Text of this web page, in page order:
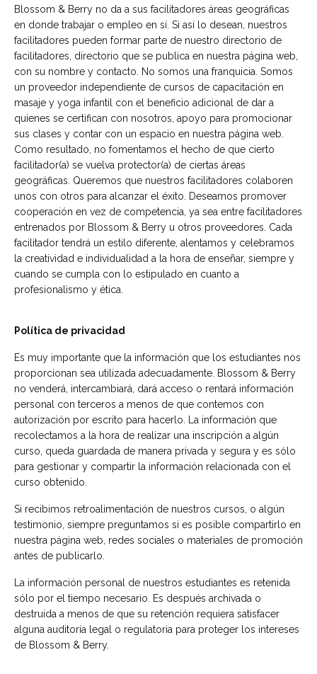
Blossom & Berry no da a sus facilitadores áreas geográficas
en donde trabajar o empleo en sí. Si así lo desean, nuestros
facilitadores pueden formar parte de nuestro directorio de
facilitadores, directorio que se publica en nuestra página web,
con su nombre y contacto. No somos una franquicia. Somos
un proveedor independiente de cursos de capacitación en
masaje y yoga infantil con el beneficio adicional de dar a
quienes se certifican con nosotros, apoyo para promocionar
sus clases y contar con un espacio en nuestra página web.
Como resultado, no fomentamos el hecho de que cierto
facilitador(a) se vuelva protector(a) de ciertas áreas
geográficas. Queremos que nuestros facilitadores colaboren
unos con otros para alcanzar el éxito. Deseamos promover
cooperación en vez de competencia, ya sea entre facilitadores
entrenados por Blossom & Berry u otros proveedores. Cada
facilitador tendrá un estilo diferente, alentamos y celebramos
la creatividad e individualidad a la hora de enseñar, siempre y
cuando se cumpla con lo estipulado en cuanto a
profesionalismo y ética.
Política de privacidad
Es muy importante que la información que los estudiantes nos
proporcionan sea utilizada adecuadamente. Blossom & Berry
no venderá, intercambiará, dará acceso o rentará información
personal con terceros a menos de que contemos con
autorización por escrito para hacerlo. La información que
recolectamos a la hora de realizar una inscripción a algún
curso, queda guardada de manera privada y segura y es sólo
para gestionar y compartir la información relacionada con el
curso obtenido.
Si recibimos retroalimentación de nuestros cursos, o algún
testimonio, siempre preguntamos si es posible compartirlo en
nuestra página web, redes sociales o materiales de promoción
antes de publicarlo.
La información personal de nuestros estudiantes es retenida
sólo por el tiempo necesario. Es después archivada o
destruida a menos de que su retención requiera satisfacer
alguna auditoría legal o regulatoria para proteger los intereses
de Blossom & Berry.